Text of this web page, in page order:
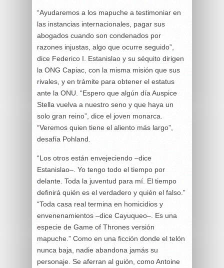
“Ayudaremos a los mapuche a testimoniar en
las instancias internacionales, pagar sus
abogados cuando son condenados por
razones injustas, algo que ocurre seguido”,
dice Federico I. Estanislao y su séquito dirigen
la ONG Capiac, con la misma misión que sus
rivales, y en trámite para obtener el estatus
ante la ONU. “Espero que algún día Auspice
Stella vuelva a nuestro seno y que haya un
solo gran reino”, dice el joven monarca.
“Veremos quien tiene el aliento más largo”,
desafía Pohland.
“Los otros están envejeciendo –dice
Estanislao–. Yo tengo todo el tiempo por
delante. Toda la juventud para mí. El tiempo
definirá quién es el verdadero y quién el falso.”
“Toda casa real termina en homicidios y
envenenamientos –dice Cayuqueo–. Es una
especie de Game of Thrones versión
mapuche.” Como en una ficción donde el telón
nunca baja, nadie abandona jamás su
personaje. Se aferran al guión, como Antoine